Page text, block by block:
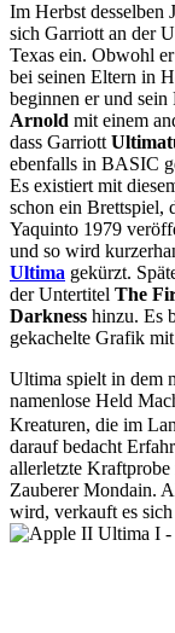
Im Herbst desselben
sich Garriott an der
Texas ein. Obwohl
bei seinen Eltern in
beginnen er und sein
Arnold mit einem
dass Garriott
ebenfalls in BASIC
Es existiert mit
schon ein Brettspiel,
Yaquinto 1979
und so wird
Ultima gekürzt.
der Untertitel The
Darkness hinzu. Es
gekachelte Grafik
Ultima spielt in dem
namenlose Held
Kreaturen, die im
darauf bedacht
allerletzte
Zauberer Mondain.
wird, verkauft es